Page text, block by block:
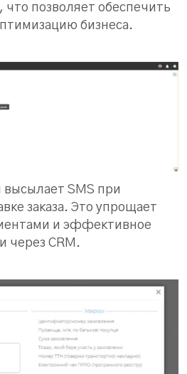
позволяет обеспечить
бизнеса.
высылает SMS при
заказа. Это упрощает
и эффективное
через CRM.